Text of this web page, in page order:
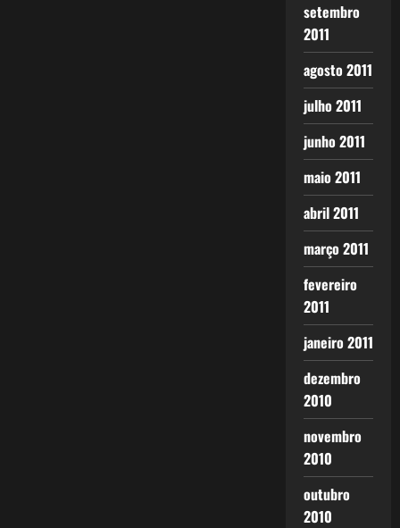
setembro
2011
agosto 2011
julho 2011
junho 2011
maio 2011
abril 2011
março 2011
fevereiro
2011
janeiro 2011
dezembro
2010
novembro
2010
outubro
2010